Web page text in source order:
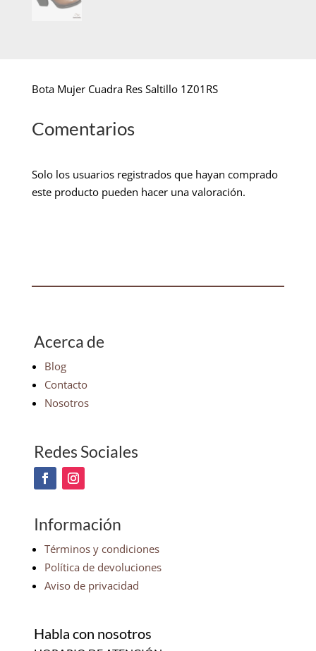
Bota Mujer Cuadra Res Saltillo 1Z01RS
Comentarios
Solo los usuarios registrados que hayan comprado
este producto pueden hacer una valoración.
Acerca de
Blog
Contacto
Nosotros
Redes Sociales
Información
Términos y condiciones
Política de devoluciones
Aviso de privacidad
Habla con nosotros